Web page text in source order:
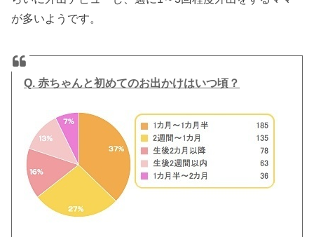
が多いようです。
Q. 赤ちゃんと初めてのお出かけはいつ頃？